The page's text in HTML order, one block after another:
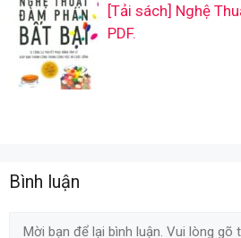
[Tải sách] Nghệ
PDF.
Bình luận
Comment